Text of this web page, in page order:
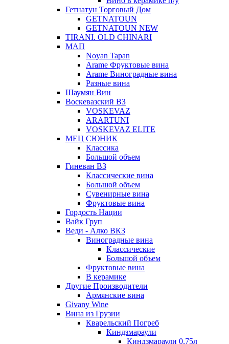
Гетнатун Торговый Дом
GETNATOUN
GETNATOUN NEW
TIRANI. OLD CHINARI
МАП
Noyan Tapan
Arame Фруктовые вина
Arame Виноградные вина
Разные вина
Шаумян Вин
Воскевазский ВЗ
VOSKEVAZ
ARARTUNI
VOSKEVAZ ELITE
МЕЦ СЮНИК
Классика
Большой объем
Гиневан ВЗ
Классические вина
Большой объем
Сувенирные вина
Фруктовые вина
Гордость Нации
Вайк Груп
Веди - Алко ВКЗ
Виноградные вина
Классические
Большой объем
Фруктовые вина
В керамике
Другие Производители
Армянские вина
Givany Wine
Вина из Грузии
Кварельский Погреб
Киндзмараули
Киндзмараули 0,75л